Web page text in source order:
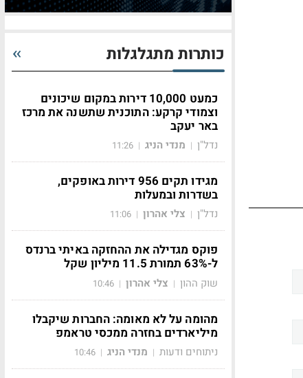
כותרות מתגלגלות
כמעט 10,000 דירות במקום שיכונים
וצמודי קרקע: התוכנית שתשנה את מרכז
באר יעקב
נדל"ן | מנדי הניג |
11:26
מגידו תקים 956 דירות באופקים,
בשדרות ובמעלות
נדל"ן | צלי אהרון |
11:06
פוקס מגדילה את ההחזקה באיתי ברנדס
ל-63% תמורת 11.5 מיליון שקל
שוק ההון | צלי אהרון |
10:46
מהומה על לא מאומה: החברות שיקבלו
מיליארדים בחזרה ממכסי טראמפ
ניתוחים ודעות | מנדי הניג |
10:46